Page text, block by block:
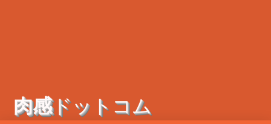
肉感ドットコム